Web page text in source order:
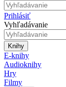
Prihlásiť
Vyhľadávanie
Knihy
E-knihy
Audioknihy
Hry
Filmy